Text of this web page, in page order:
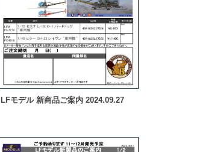
LFモデル 新商品ご案内 2024.09.27